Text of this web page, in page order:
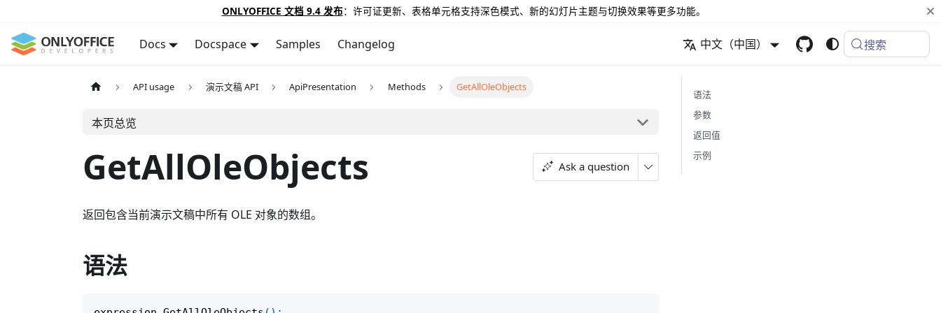
ONLYOFFICE 文档 9.4 发布：许可证更新、表格单元格支持深色模式、新的幻灯片主题与切换效果等更多功能。
Docs Docspace Samples Changelog 中文（中国） 搜索
API usage 演示文稿 API ApiPresentation Methods GetAllOleObjects
本页总览
GetAllOleObjects Ask a question
返回包含当前演示文稿中所有 OLE 对象的数组。
语法
语法
参数
返回值
示例